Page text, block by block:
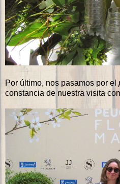
Por último, nos pasamos por el
constancia de nuestra visita